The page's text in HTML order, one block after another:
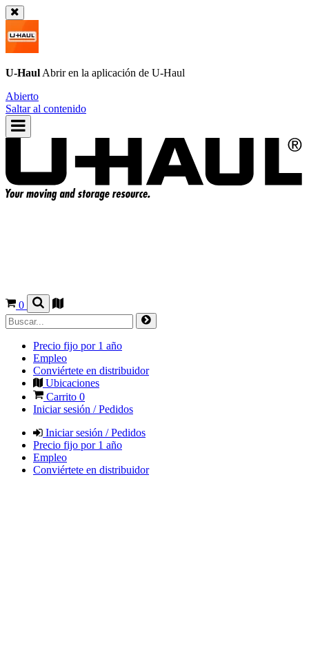
U-Haul Abrir en la aplicación de U-Haul
Abierto
Saltar al contenido
0
Precio fijo por 1 año
Empleo
Conviértete en distribuidor
Ubicaciones
Carrito 0
Iniciar sesión / Pedidos
Iniciar sesión / Pedidos
Precio fijo por 1 año
Empleo
Conviértete en distribuidor